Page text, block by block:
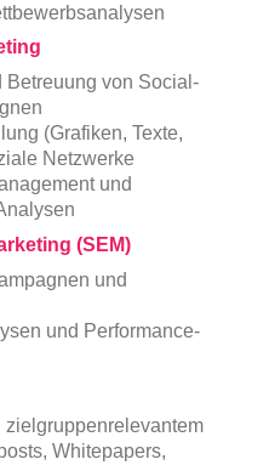
Betreuung von Social-
(Grafiken, Texte,
Netzwerke
und
(SEM)
und
und Performance-
zielgruppenrelevantem
Whitepapers,